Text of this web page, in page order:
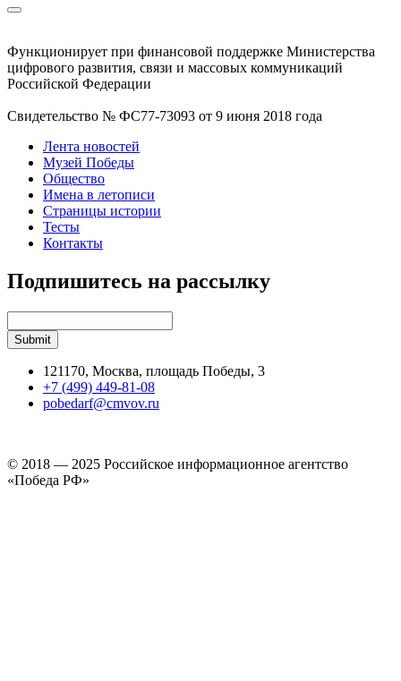
Функционирует при финансовой поддержке Министерства
цифрового развития, связи и массовых коммуникаций
Российской Федерации
Свидетельство № ФС77-73093 от 9 июня 2018 года
Лента новостей
Музей Победы
Общество
Имена в летописи
Страницы истории
Тесты
Контакты
Подпишитесь на рассылку
121170, Москва, площадь Победы, 3
+7 (499) 449-81-08
pobedarf@cmvov.ru
© 2018 — 2025 Российское информационное агентство
«Победа РФ»